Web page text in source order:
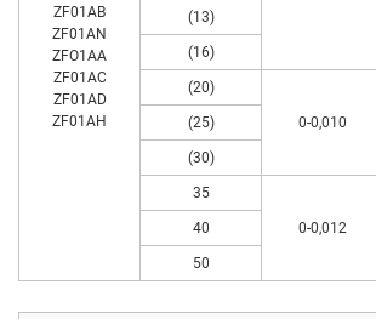
ZF01AB
ZF01AN
ZFO1AA
ZF01AC
ZF01AD
ZF01AH
(13)
(16)
(20)
0-0,010
(25)
(30)
35
0-0,012
40
50